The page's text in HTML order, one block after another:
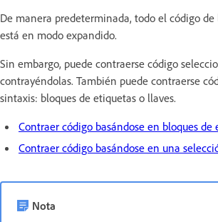
De manera predeterminada, todo el código
está en modo expandido.
Sin embargo, puede contraerse código
contrayéndolas. También puede contraerse
sintaxis: bloques de etiquetas o llaves.
Contraer código basándose en bloques de
Contraer código basándose en una
Nota